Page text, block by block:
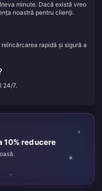
minute. Dacă există vreo
noastră pentru clienți.
rapidă și sigură a
24/7.
10% reducere